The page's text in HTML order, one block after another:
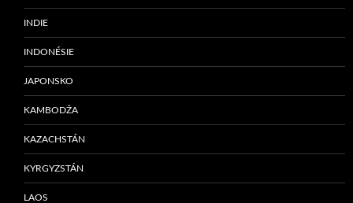
INDIE
INDONÉSIE
JAPONSKO
KAMBODŽA
KAZACHSTÁN
KYRGYZSTÁN
LAOS